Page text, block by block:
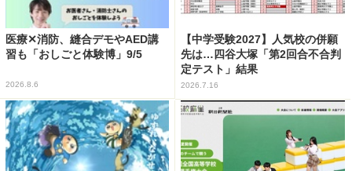
医療✕消防、縫合デモやAED講
習も「おしごと体験博」9/5
2026.8.6
【中学受験2027】人気校の併願
先は…四谷大塚「第2回合不合判
定テスト」結果
2026.7.16